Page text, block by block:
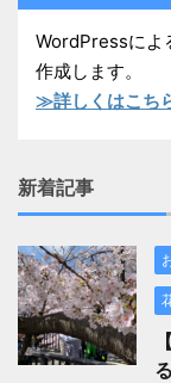
WordPressによ
作成します。
≫詳しくはこち
新着記事